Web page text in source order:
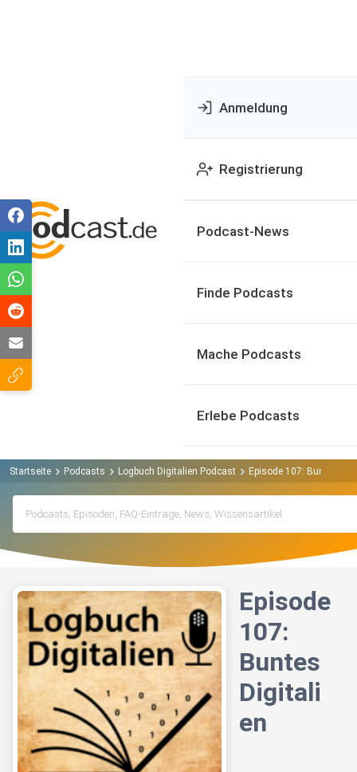
Anmeldung
Registrierung
Podcast-News
Finde Podcasts
Mache Podcasts
Erlebe Podcasts
Startseite Podcasts Logbuch Digitalien Podcast Episode 107: Buntes
Episode
107:
Buntes
Digitali
en